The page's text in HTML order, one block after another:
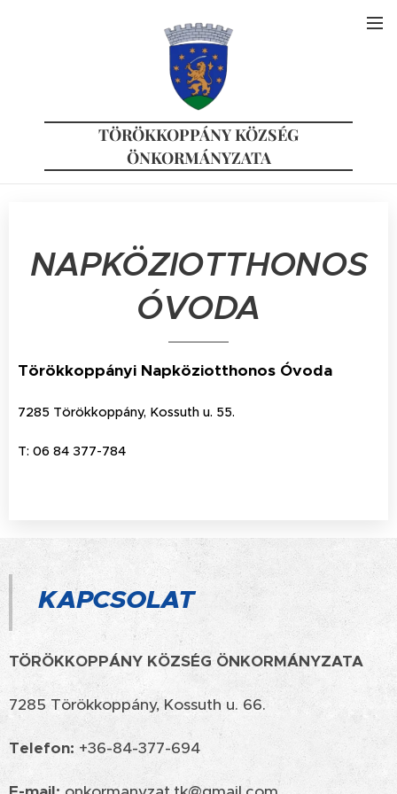
TÖRÖKKOPPÁNY KÖZSÉG
ÖNKORMÁNYZATA
NAPKÖZIOTTHONOS
ÓVODA
Törökkoppányi Napköziotthonos Óvoda
7285 Törökkoppány, Kossuth u. 55.
T: 06 84 377-784
KAPCSOLAT
TÖRÖKKOPPÁNY KÖZSÉG ÖNKORMÁNYZATA
7285 Törökkoppány, Kossuth u. 66.
Telefon: +36-84-377-694